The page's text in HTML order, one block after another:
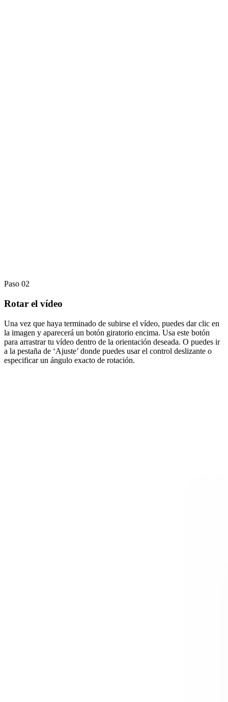
Paso 02
Rotar el vídeo
Una vez que haya terminado de subirse el vídeo, puedes dar clic en
la imagen y aparecerá un botón giratorio encima. Usa este botón
para arrastrar tu vídeo dentro de la orientación deseada. O puedes ir
a la pestaña de ‘Ajuste’ donde puedes usar el control deslizante o
especificar un ángulo exacto de rotación.